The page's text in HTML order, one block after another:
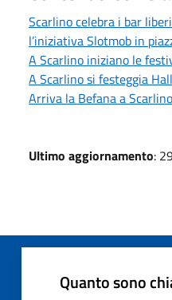
Scarlino celebra i bar
l’iniziativa Slotmob in
A Scarlino iniziano le
A Scarlino si festeggia
Arriva la Befana a Scarlino
Ultimo aggiornamento:
Quanto sono